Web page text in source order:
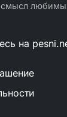
смысл
на